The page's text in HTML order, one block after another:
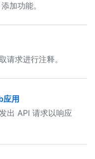
加功能。
求进行注释。
用
出 API 请求以响应